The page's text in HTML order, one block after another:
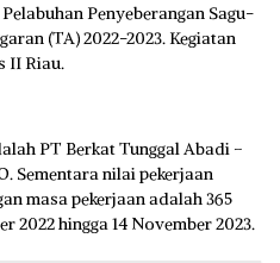
Penyeberangan Sagu-
(TA) 2022-2023. Kegiatan
II Riau.
PT Berkat Tunggal Abadi –
Sementara nilai pekerjaan
masa pekerjaan adalah 365
2022 hingga 14 November 2023.